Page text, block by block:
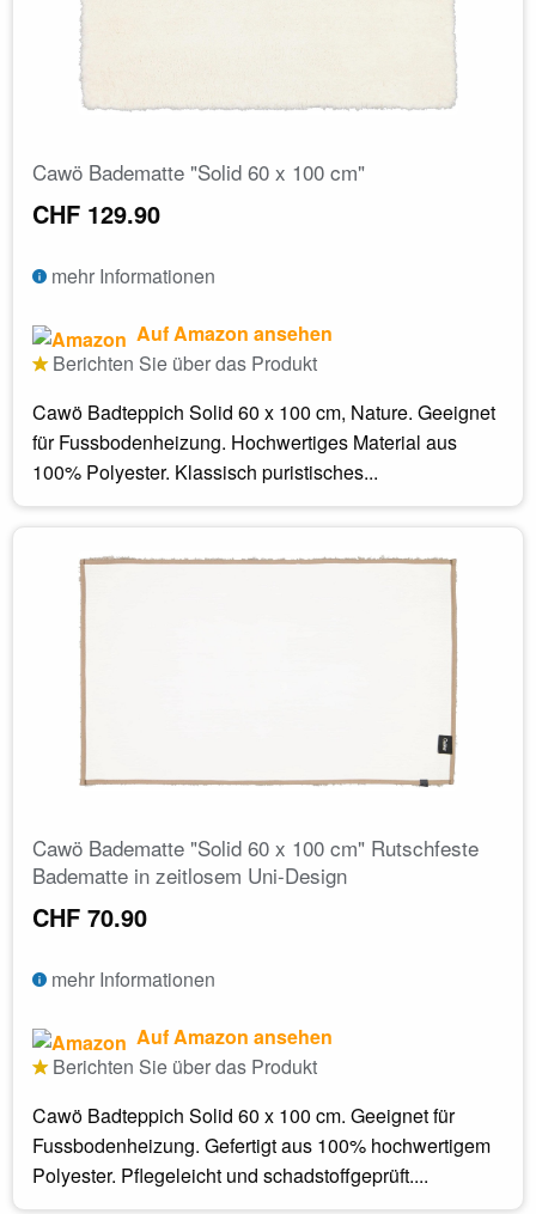
Cawö Badematte "Solid 60 x 100 cm"
CHF 129.90
mehr Informationen
Auf Amazon ansehen
Berichten Sie über das Produkt
Cawö Badteppich Solid 60 x 100 cm, Nature. Geeignet
für Fussbodenheizung. Hochwertiges Material aus
100% Polyester. Klassisch puristisches...
Cawö Badematte "Solid 60 x 100 cm" Rutschfeste
Badematte in zeitlosem Uni-Design
CHF 70.90
mehr Informationen
Auf Amazon ansehen
Berichten Sie über das Produkt
Cawö Badteppich Solid 60 x 100 cm. Geeignet für
Fussbodenheizung. Gefertigt aus 100% hochwertigem
Polyester. Pflegeleicht und schadstoffgeprüft....